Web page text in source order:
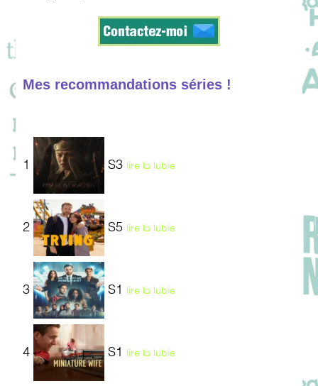
Mes recommandations séries !
1 S3 lire la lubie
2 S5 lire la lubie
3 S1 lire la lubie
4 S1 lire la lubie